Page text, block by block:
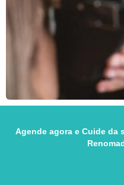
Agende agora e Cuide da